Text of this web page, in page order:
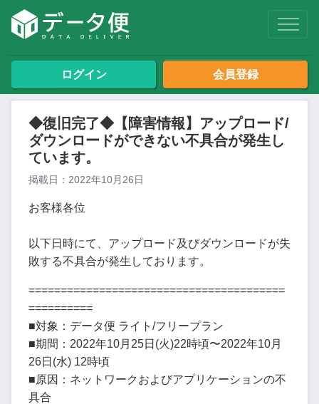
ログイン 会員登録
◆復旧完了◆【障害情報】アップロード/
ダウンロードができない不具合が発生し
ています。
掲載日：2022年10月26日
お客様各位
以下日時にて、アップロード及びダウンロードが失
敗する不具合が発生しております。
========================================
==========
■対象：データ便 ライト/フリープラン
■期間：2022年10月25日(火)22時頃〜2022年10月
26日(水) 12時頃
■原因：ネットワークおよびアプリケーションの不
具合